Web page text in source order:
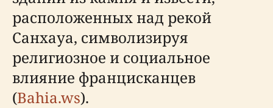
расположенных над рекой
Санхауа, символизируя
религиозное и социальное
влияние францисканцев
(Bahia.ws).